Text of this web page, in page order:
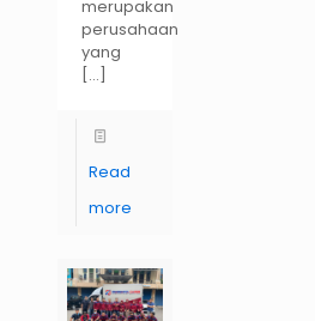
merupakan
perusahaan
yang
[…]
Read
more